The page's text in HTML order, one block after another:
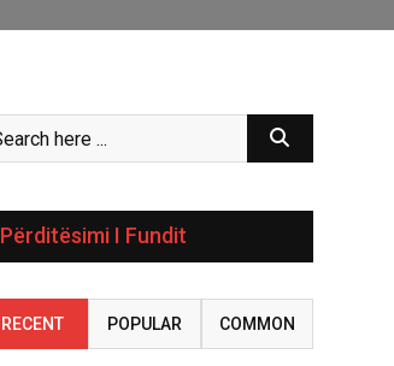
Përditësimi I Fundit
RECENT POPULAR COMMON